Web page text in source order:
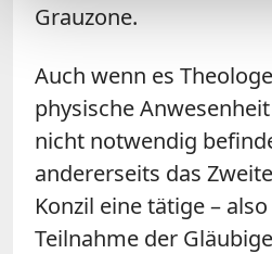
Grauzone.
Auch wenn es
physische
nicht notwendig
andererseits das
Konzil eine tätige –
Teilnahme der